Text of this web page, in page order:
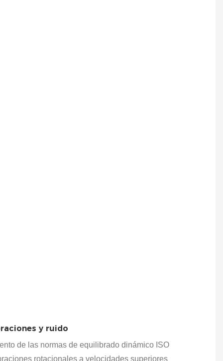
sin
las
y ruido
de las normas de equilibrado dinámico ISO
rotacionales a velocidades superiores